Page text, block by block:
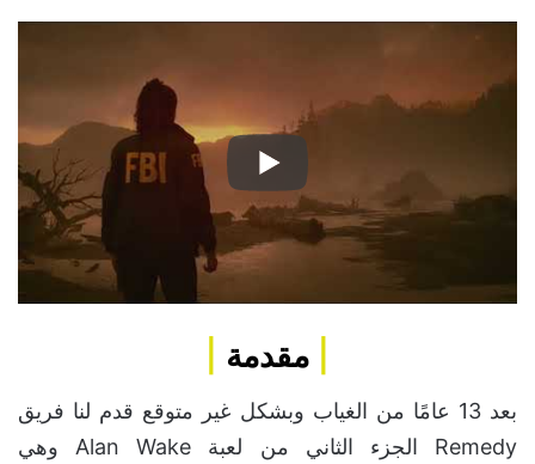
مقدمة
بعد 13 عامًا من الغياب وبشكل غير متوقع قدم لنا فريق
Remedy الجزء الثاني من لعبة Alan Wake وهي